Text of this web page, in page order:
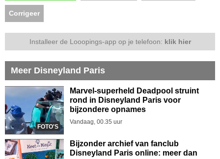
Corrigeer
Installeer de Looopings-app op je telefoon: klik hier
Meer Disneyland Paris
FOTO'S
Marvel-superheld Deadpool struint
rond in Disneyland Paris voor
bijzondere opnames
Vandaag, 00.35 uur
Bijzonder archief van fanclub
Disneyland Paris online: meer dan